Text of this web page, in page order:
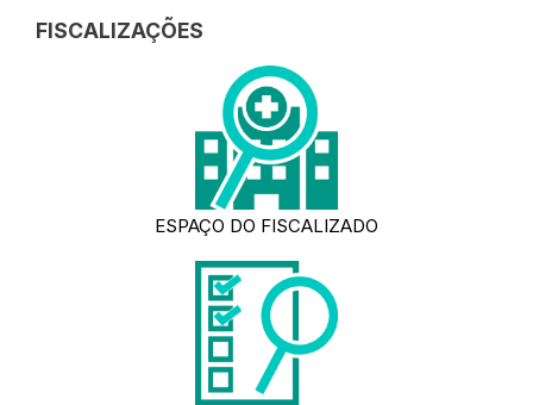
FISCALIZAÇÕES
ESPAÇO DO FISCALIZADO